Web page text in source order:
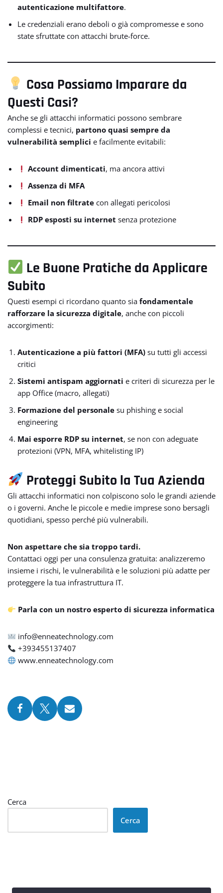
autenticazione multifattore.
Le credenziali erano deboli o già compromesse e sono
state sfruttate con attacchi brute-force.
Cosa Possiamo Imparare da
Questi Casi?
Anche se gli attacchi informatici possono sembrare
complessi e tecnici, partono quasi sempre da
vulnerabilità semplici e facilmente evitabili:
Account dimenticati, ma ancora attivi
Assenza di MFA
Email non filtrate con allegati pericolosi
RDP esposti su internet senza protezione
Le Buone Pratiche da Applicare
Subito
Questi esempi ci ricordano quanto sia fondamentale
rafforzare la sicurezza digitale, anche con piccoli
accorgimenti:
Autenticazione a più fattori (MFA) su tutti gli accessi
critici
Sistemi antispam aggiornati e criteri di sicurezza per le
app Office (macro, allegati)
Formazione del personale su phishing e social
engineering
Mai esporre RDP su internet, se non con adeguate
protezioni (VPN, MFA, whitelisting IP)
Proteggi Subito la Tua Azienda
Gli attacchi informatici non colpiscono solo le grandi aziende
o i governi. Anche le piccole e medie imprese sono bersagli
quotidiani, spesso perché più vulnerabili.
Non aspettare che sia troppo tardi.
Contattaci oggi per una consulenza gratuita: analizzeremo
insieme i rischi, le vulnerabilità e le soluzioni più adatte per
proteggere la tua infrastruttura IT.
Parla con un nostro esperto di sicurezza informatica
info@enneatechnology.com
+393455137407
www.enneatechnology.com
Cerca
Cerca